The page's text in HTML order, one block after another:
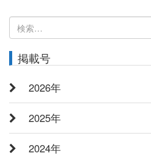
検
索:
掲載号
2026年
2025年
2024年